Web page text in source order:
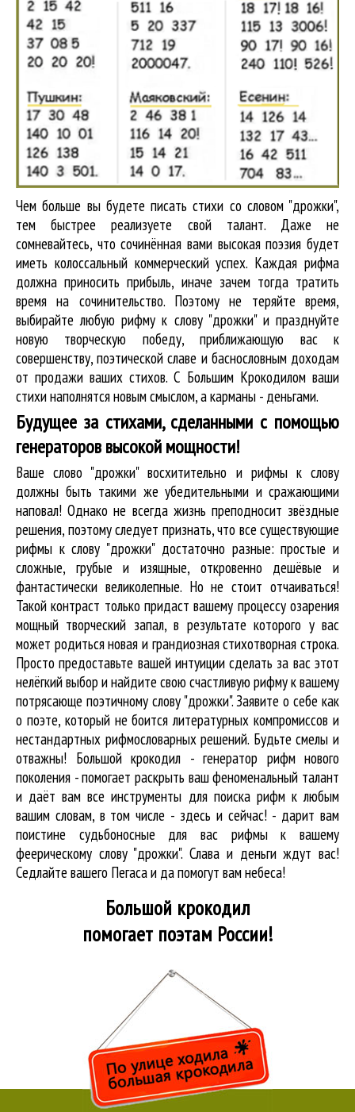
Чем больше вы будете писать стихи со словом "дрожки",
тем быстрее реализуете свой талант. Даже не
сомневайтесь, что сочинённая вами высокая поэзия будет
иметь колоссальный коммерческий успех. Каждая рифма
должна приносить прибыль, иначе зачем тогда тратить
время на сочинительство. Поэтому не теряйте время,
выбирайте любую рифму к слову "дрожки" и празднуйте
новую творческую победу, приближающую вас к
совершенству, поэтической славе и баснословным доходам
от продажи ваших стихов. С Большим Крокодилом ваши
стихи наполнятся новым смыслом, а карманы - деньгами.
Будущее за стихами, сделанными с помощью
генераторов высокой мощности!
Ваше слово "дрожки" восхитительно и рифмы к слову
должны быть такими же убедительными и сражающими
наповал! Однако не всегда жизнь преподносит звёздные
решения, поэтому следует признать, что все существующие
рифмы к слову "дрожки" достаточно разные: простые и
сложные, грубые и изящные, откровенно дешёвые и
фантастически великолепные. Но не стоит отчаиваться!
Такой контраст только придаст вашему процессу озарения
мощный творческий запал, в результате которого у вас
может родиться новая и грандиозная стихотворная строка.
Просто предоставьте вашей интуиции сделать за вас этот
нелёгкий выбор и найдите свою счастливую рифму к вашему
потрясающе поэтичному слову "дрожки". Заявите о себе как
о поэте, который не боится литературных компромиссов и
нестандартных рифмословарных решений. Будьте смелы и
отважны! Большой крокодил - генератор рифм нового
поколения - помогает раскрыть ваш феноменальный талант
и даёт вам все инструменты для поиска рифмк любым
вашим словам, в том числе - здесь и сейчас! - дарит вам
поистине судьбоносные для вас рифмы к вашему
феерическому слову "дрожки". Слава и деньги ждут вас!
Седлайте вашего Пегаса и да помогут вам небеса!
Большой крокодил
помогает поэтам России!